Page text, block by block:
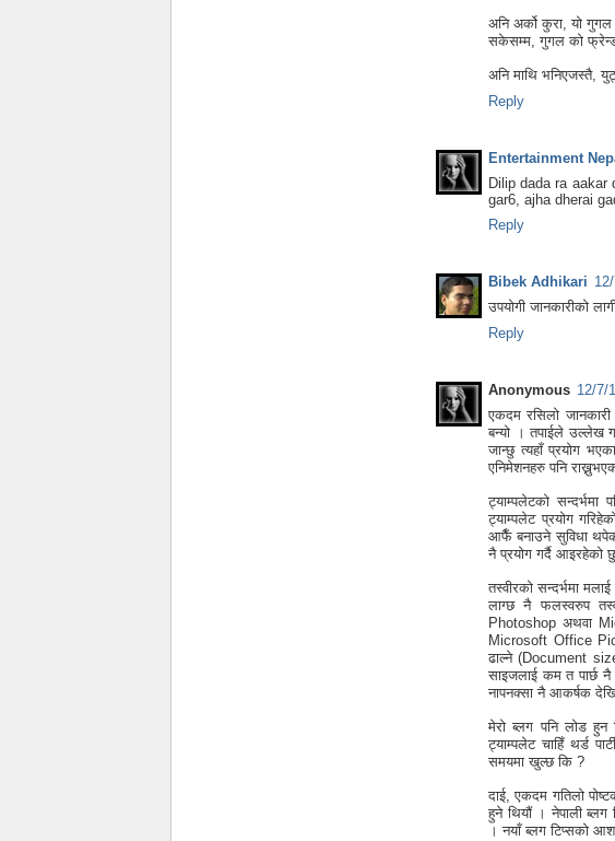
अनि अर्को कुरा, यो
सकेसम्म, गुगल को फ्रेन्ड
अनि माथि भनिएजस्तै,
Reply
Entertainment
Dilip dada ra aakar
gar6, ajha dherai
Reply
Bibek Adhikari
उपयोगी जानकारीको
Reply
Anonymous 12/7/
एकदम रसिलो
बन्यो । तपाईले उल्लेख
जान्छु त्यहाँ प्रयोग
एनिमेशनहरु पनि
ट्याम्पलेटको
ट्याम्पलेट प्रयोग
आफैँ बनाउने सुविधा
नै प्रयोग गर्दै आइरहेको
तस्वीरको सन्दर्भमा
लाग्छ नै फलस्वरुप
Photoshop अथवा
Microsoft Office
ढाल्ने (Document
साइजलाई कम त पार्छ नै
नापनक्सा नै आकर्षक
मेरो ब्लग पनि लोड
ट्याम्पलेट चाहिँ थर्ड
समयमा खुल्छ कि ?
दाई, एकदम गतिलो
हुने थियौं । नेपाली ब्लग
। नयाँ ब्लग टिप्सको